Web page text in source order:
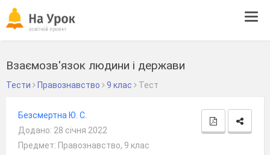
Взаємозв'язок людини і держави
Тести Правознавство 9 клас Тест
Безсмертна Ю. С.
Додано: 28 січня 2022
Предмет: Правознавство, 9 клас